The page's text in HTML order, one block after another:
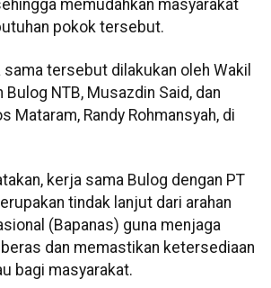
memudahkan masyarakat
pokok tersebut.
tersebut dilakukan oleh Wakil
Bulog NTB, Musazdin Said, dan
Mataram, Randy Rohmansyah, di
kerja sama Bulog dengan PT
tindak lanjut dari arahan
(Bapanas) guna menjaga
dan memastikan ketersediaan
bagi masyarakat.